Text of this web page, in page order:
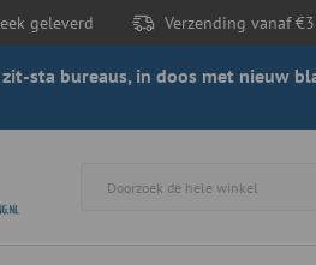
geleverd Verzending vanaf
sta bureaus, in doos met nieuw